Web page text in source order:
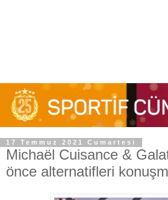
17 Temmuz 2021 Cumartesi
Michaël Cuisance &
önce alternatifleri